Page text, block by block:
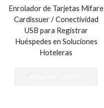
Enrolador de Tarjetas Mifare
Cardissuer / Conectividad
USB para Registrar
Huéspedes en Soluciones
Hoteleras